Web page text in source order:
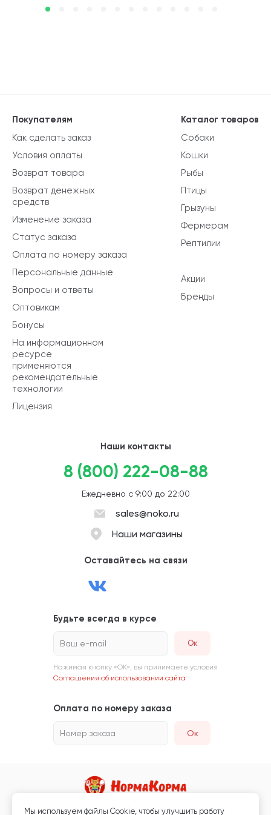
Каталог товаров
Собаки
Кошки
Рыбы
Птицы
Грызуны
Фермерам
Рептилии
Акции
Бренды
Покупателям
Как сделать заказ
Условия оплаты
Возврат товара
Возврат денежных
средств
Изменение заказа
Статус заказа
Оплата по номеру заказа
Персональные данные
Вопросы и ответы
Оптовикам
Бонусы
На информационном
ресурсе
применяются
рекомендательные
технологии
Лицензия
Наши контакты
8 (800) 222-08-88
Ежедневно с 9:00 до 22:00
sales@noko.ru
Наши магазины
Оставайтесь на связи
Будьте всегда в курсе
Ваш e-mail
Нажимая кнопку «ОК», вы принимаете условия
Соглашения об использовании сайта
Оплата по номеру заказа
Номер заказа Ок
Мы используем файлы Сookie, чтобы улучшить работу